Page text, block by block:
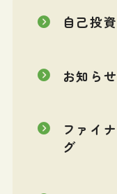
自己投資
お知らせ
ファイ
グ